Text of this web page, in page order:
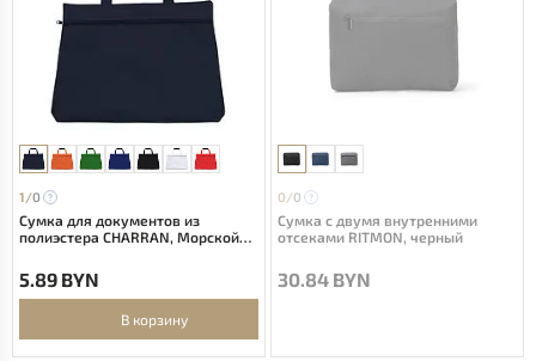
1/0
Сумка для документов из
полиэстера CHARRAN, Морской
5.89 BYN
В корзину
0/0
Сумка с двумя внутренними
отсеками RITMON, черный
30.84 BYN